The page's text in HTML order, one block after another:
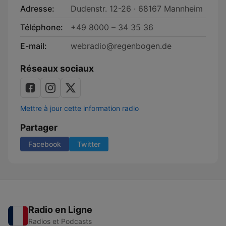
Adresse:
Dudenstr. 12-26 · 68167 Mannheim
Téléphone:
+49 8000 – 34 35 36
E-mail:
webradio@regenbogen.de
Réseaux sociaux
Mettre à jour cette information radio
Partager
Facebook Twitter
Radio en Ligne
Radios et Podcasts